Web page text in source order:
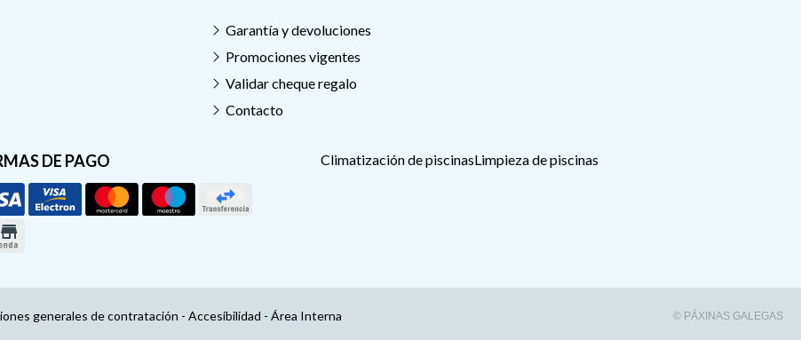
DE PAGO
Garantía y devoluciones
Promociones vigentes
Validar cheque regalo
Contacto
Climatización de piscinasLimpieza de piscinas
generales de contratación - Accesibilidad - Área Interna © PÁXINAS GALEGAS